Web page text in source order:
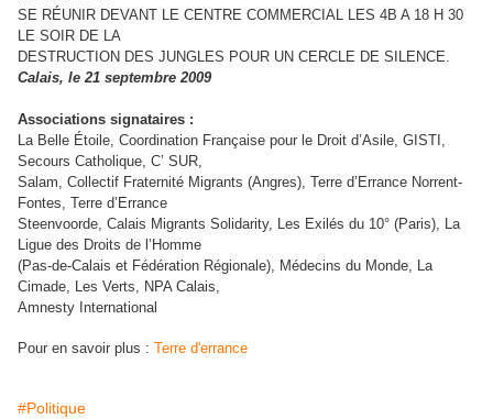
SE RÉUNIR DEVANT LE CENTRE COMMERCIAL LES 4B A 18 H 30
LE SOIR DE LA
DESTRUCTION DES JUNGLES POUR UN CERCLE DE SILENCE.
Calais, le 21 septembre 2009
Associations signataires :
La Belle Étoile, Coordination Française pour le Droit d’Asile, GISTI,
Secours Catholique, C’ SUR,
Salam, Collectif Fraternité Migrants (Angres), Terre d’Errance Norrent-
Fontes, Terre d’Errance
Steenvoorde, Calais Migrants Solidarity, Les Exilés du 10° (Paris), La
Ligue des Droits de l’Homme
(Pas-de-Calais et Fédération Régionale), Médecins du Monde, La
Cimade, Les Verts, NPA Calais,
Amnesty International
Pour en savoir plus : Terre d'errance
#Politique